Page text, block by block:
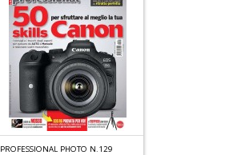
PROFESSIONAL PHOTO N.129